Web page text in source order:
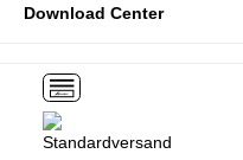
Download Center